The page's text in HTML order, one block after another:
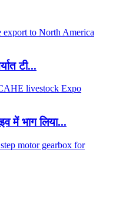
टी...
में भाग लिया...